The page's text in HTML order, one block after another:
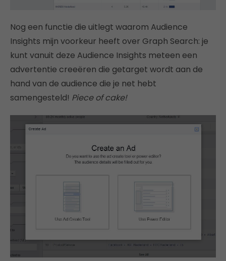
Nog een functie die uitlegt waarom Audience
Insights mijn voorkeur heeft over Graph Search: je
kunt vanuit deze Audience Insights meteen een
advertentie creeëren die getarget wordt aan de
hand van de audience die je net hebt
samengesteld! Piece of cake!